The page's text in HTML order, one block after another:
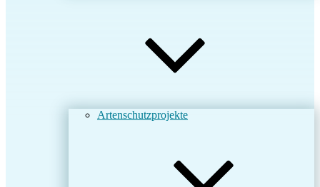
Artenschutzprojekte